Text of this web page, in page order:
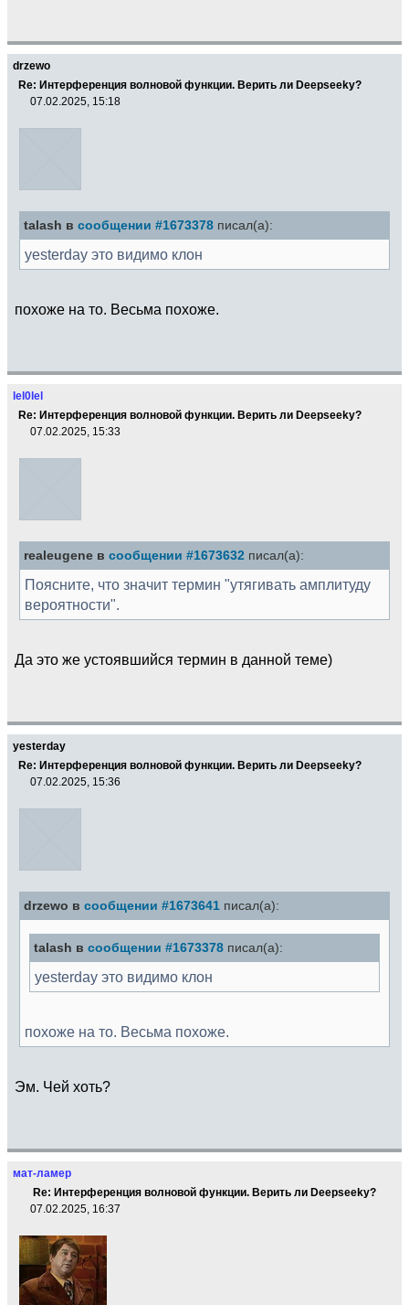
drzewo
Re: Интерференция волновой функции. Верить ли Deepseekу?
07.02.2025, 15:18
talash в сообщении #1673378 писал(а):
yesterday это видимо клон
похоже на то. Весьма похоже.
lel0lel
Re: Интерференция волновой функции. Верить ли Deepseekу?
07.02.2025, 15:33
realeugene в сообщении #1673632 писал(а):
Поясните, что значит термин "утягивать амплитуду
вероятности".
Да это же устоявшийся термин в данной теме)
yesterday
Re: Интерференция волновой функции. Верить ли Deepseekу?
07.02.2025, 15:36
drzewo в сообщении #1673641 писал(а):
talash в сообщении #1673378 писал(а):
yesterday это видимо клон
похоже на то. Весьма похоже.
Эм. Чей хоть?
мат-ламер
Re: Интерференция волновой функции. Верить ли Deepseekу?
07.02.2025, 16:37